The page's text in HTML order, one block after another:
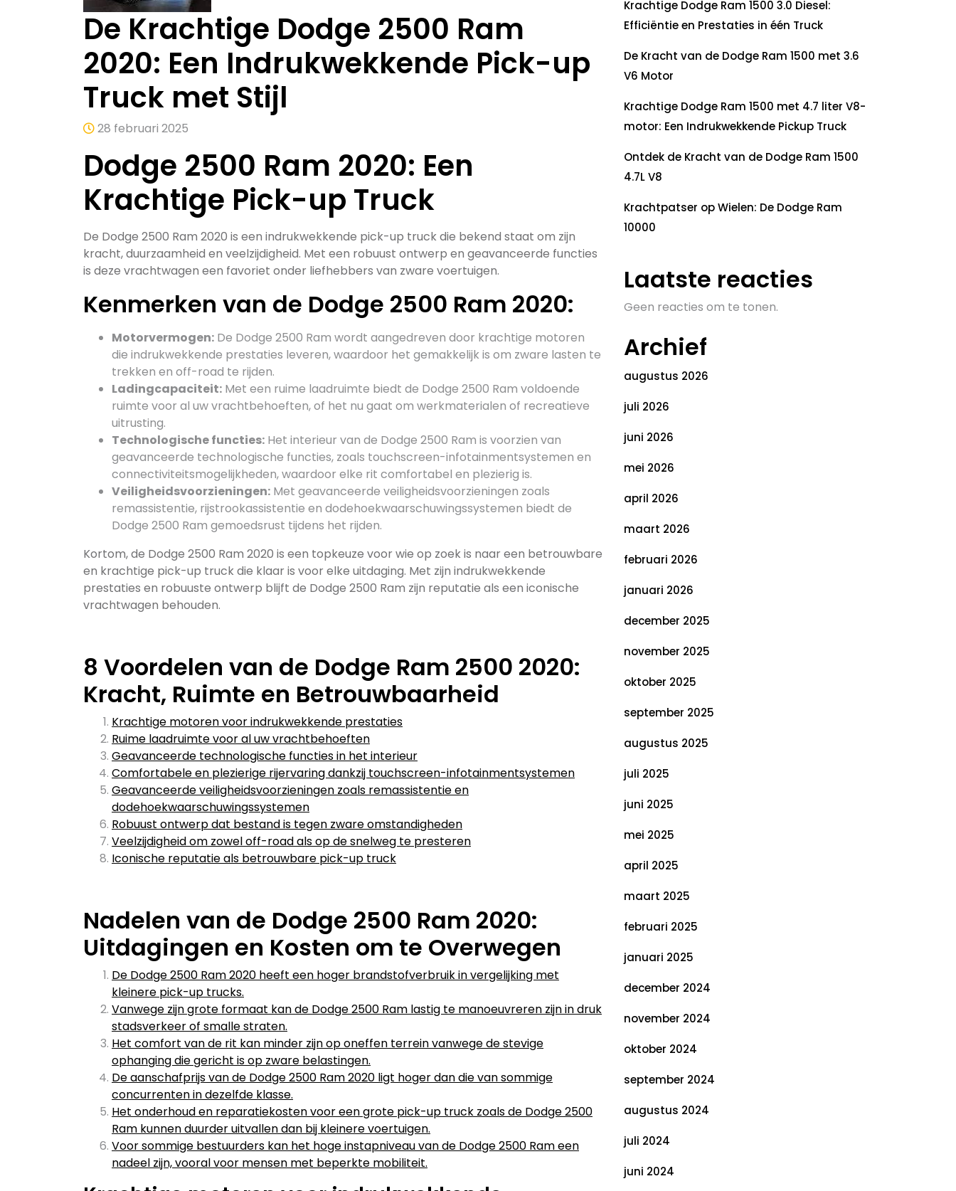
De Krachtige Dodge 2500 Ram
2020: Een Indrukwekkende Pick-up
Truck met Stijl
28 februari 2025
Dodge 2500 Ram 2020: Een
Krachtige Pick-up Truck
De Dodge 2500 Ram 2020 is een indrukwekkende pick-up truck die bekend staat om zijn
kracht, duurzaamheid en veelzijdigheid. Met een robuust ontwerp en geavanceerde functies
is deze vrachtwagen een favoriet onder liefhebbers van zware voertuigen.
Kenmerken van de Dodge 2500 Ram 2020:
Motorvermogen: De Dodge 2500 Ram wordt aangedreven door krachtige motoren
die indrukwekkende prestaties leveren, waardoor het gemakkelijk is om zware lasten te
trekken en off-road te rijden.
Ladingcapaciteit: Met een ruime laadruimte biedt de Dodge 2500 Ram voldoende
ruimte voor al uw vrachtbehoeften, of het nu gaat om werkmaterialen of recreatieve
uitrusting.
Technologische functies: Het interieur van de Dodge 2500 Ram is voorzien van
geavanceerde technologische functies, zoals touchscreen-infotainmentsystemen en
connectiviteitsmogelijkheden, waardoor elke rit comfortabel en plezierig is.
Veiligheidsvoorzieningen: Met geavanceerde veiligheidsvoorzieningen zoals
remassistentie, rijstrookassistentie en dodehoekwaarschuwingssystemen biedt de
Dodge 2500 Ram gemoedsrust tijdens het rijden.
Kortom, de Dodge 2500 Ram 2020 is een topkeuze voor wie op zoek is naar een betrouwbare
en krachtige pick-up truck die klaar is voor elke uitdaging. Met zijn indrukwekkende
prestaties en robuuste ontwerp blijft de Dodge 2500 Ram zijn reputatie als een iconische
vrachtwagen behouden.
8 Voordelen van de Dodge Ram 2500 2020:
Kracht, Ruimte en Betrouwbaarheid
Krachtige motoren voor indrukwekkende prestaties
Ruime laadruimte voor al uw vrachtbehoeften
Geavanceerde technologische functies in het interieur
Comfortabele en plezierige rijervaring dankzij touchscreen-infotainmentsystemen
Geavanceerde veiligheidsvoorzieningen zoals remassistentie en
dodehoekwaarschuwingssystemen
Robuust ontwerp dat bestand is tegen zware omstandigheden
Veelzijdigheid om zowel off-road als op de snelweg te presteren
Iconische reputatie als betrouwbare pick-up truck
Nadelen van de Dodge 2500 Ram 2020:
Uitdagingen en Kosten om te Overwegen
De Dodge 2500 Ram 2020 heeft een hoger brandstofverbruik in vergelijking met
kleinere pick-up trucks.
Vanwege zijn grote formaat kan de Dodge 2500 Ram lastig te manoeuvreren zijn in druk
stadsverkeer of smalle straten.
Het comfort van de rit kan minder zijn op oneffen terrein vanwege de stevige
ophanging die gericht is op zware belastingen.
De aanschafprijs van de Dodge 2500 Ram 2020 ligt hoger dan die van sommige
concurrenten in dezelfde klasse.
Het onderhoud en reparatiekosten voor een grote pick-up truck zoals de Dodge 2500
Ram kunnen duurder uitvallen dan bij kleinere voertuigen.
Voor sommige bestuurders kan het hoge instapniveau van de Dodge 2500 Ram een
nadeel zijn, vooral voor mensen met beperkte mobiliteit.
Krachtige Dodge Ram 1500 3.0 Diesel:
Efficiëntie en Prestaties in één Truck
De Kracht van de Dodge Ram 1500 met 3.6
V6 Motor
Krachtige Dodge Ram 1500 met 4.7 liter V8-
motor: Een Indrukwekkende Pickup Truck
Ontdek de Kracht van de Dodge Ram 1500
4.7L V8
Krachtpatser op Wielen: De Dodge Ram
10000
Laatste reacties
Geen reacties om te tonen.
Archief
augustus 2026
juli 2026
juni 2026
mei 2026
april 2026
maart 2026
februari 2026
januari 2026
december 2025
november 2025
oktober 2025
september 2025
augustus 2025
juli 2025
juni 2025
mei 2025
april 2025
maart 2025
februari 2025
januari 2025
december 2024
november 2024
oktober 2024
september 2024
augustus 2024
juli 2024
juni 2024